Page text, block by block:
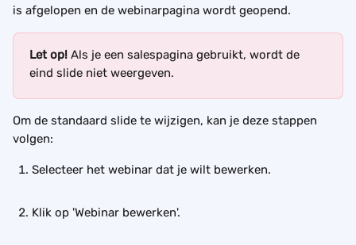
is afgelopen en de webinarpagina wordt geopend.
Let op! Als je een salespagina gebruikt, wordt de
eind slide niet weergeven.
Om de standaard slide te wijzigen, kan je deze stappen
volgen:
Selecteer het webinar dat je wilt bewerken.
Klik op 'Webinar bewerken'.